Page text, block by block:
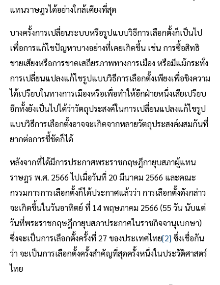
แทนราษฎรได้อย่างใกล้เคียงที่สุด
บางครั้งการเปลี่ยนระบบหรือรูปแบบวิธีการเลือกตั้งก็เป็นไป
เพื่อการแก้ไขปัญหาบางอย่างที่เคยเกิดขึ้น เช่น การซื้อสิทธิ
ขายเสียงหรือการขาดเสถียรภาพทางการเมือง หรือมีแม้กระทั่ง
การเปลี่ยนแปลงแก้ไขรูปแบบวิธีการเลือกตั้งเพียงเพื่อชิงความ
ได้เปรียบในทางการเมืองหรือเพื่อทำให้อีกฝ่ายหนึ่งเสียเปรียบ
อีกทั้งยังเป็นไปได้ว่าวัตถุประสงค์ในการเปลี่ยนแปลงแก้ไขรูป
แบบวิธีการเลือกตั้งอาจจะเกิดจากหลายวัตถุประสงค์ผสมกันที่
ยากต่อการชี้ชัดก็ได้
หลังจากที่ได้มีการประกาศพระราชกฤษฎีกายุบสภาผู้แทน
ราษฎร พ.ศ. 2566 ไปเมื่อวันที่ 20 มีนาคม 2566 และคณะ
กรรมการการเลือกตั้งก็ได้ประกาศแล้วว่า การเลือกตั้งดังกล่าว
จะเกิดขึ้นในวันอาทิตย์ ที่ 14 พฤษภาคม 2566 (55 วัน นับแต่
วันที่พระราชกฤษฎีกายุบสภาประกาศในราชกิจจานุเบกษา)
ซึ่งจะเป็นการเลือกตั้งครั้งที่ 27 ของประเทศไทย[2]ซึ่งเชื่อกัน
ว่า จะเป็นการเลือกตั้งครั้งสำคัญที่สุดครั้งหนึ่งในประวัติศาสตร์
ไทย